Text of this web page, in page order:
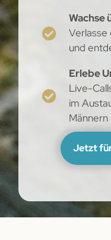
Wachse
und
Erlebe
Live-
im
Männern
Jetzt